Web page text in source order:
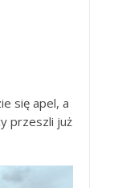
się apel, a
przeszli już